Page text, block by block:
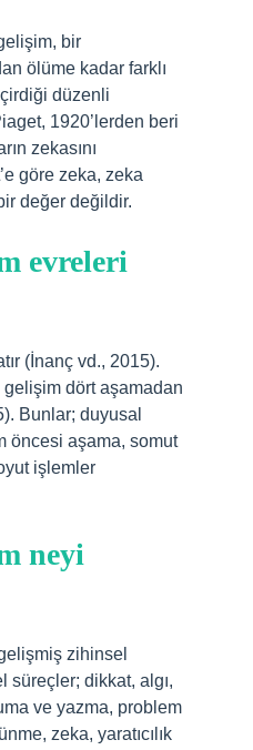
bir
ölüme kadar farklı
düzenli
1920’lerden beri
zekasını
göre zeka, zeka
değer değildir.
evreleri
(İnanç vd., 2015).
dört aşamadan
Bunlar; duyusal
öncesi aşama, somut
işlemler
neyi
zihinsel
süreçler; dikkat, algı,
ve yazma, problem
zeka, yaratıcılık